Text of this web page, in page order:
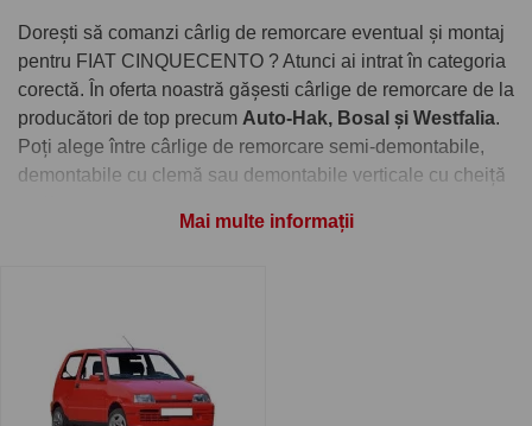
Dorești să comanzi cârlig de remorcare eventual și montaj
pentru FIAT CINQUECENTO ? Atunci ai intrat în categoria
corectă. În oferta noastră gășesti cârlige de remorcare de la
producători de top precum Auto-Hak, Bosal și Westfalia.
Poți alege între cârlige de remorcare semi-demontabile,
demontabile cu clemă sau demontabile verticale cu cheiță
www.carlig.roveți găs cârlige remorcare de calitate și
de încredere pentru FIAT CINQUECENTO . Toate cârligele
de remorcare au un tratament special de suprafață
Mai multe informații